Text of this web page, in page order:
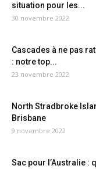
situation pour les...
30 novembre 2022
Cascades à ne pas
: notre top...
23 novembre 2022
North Stradbroke
Brisbane
9 novembre 2022
Sac pour l’Australie :